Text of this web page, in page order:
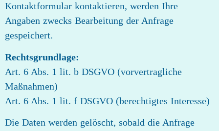
Kontaktformular kontaktieren, werden Ihre
Angaben zwecks Bearbeitung der Anfrage
gespeichert.
Rechtsgrundlage:
Art. 6 Abs. 1 lit. b DSGVO (vorvertragliche
Maßnahmen)
Art. 6 Abs. 1 lit. f DSGVO (berechtigtes Interesse)
Die Daten werden gelöscht, sobald die Anfrage